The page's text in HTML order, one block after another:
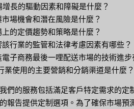
長的驅動因素和障礙是什麼？
場機會和潛在風險是什麼？
的定價趨勢和策略是什麼？
行業的監管和法律考慮因素有哪些？
子商務最後一哩配送市場的技術進步
業使用的主要營銷和分銷渠道是什麼？
們的服務包括滿足客戶特定需求的定
報告提供定制選項。為了確保市場預